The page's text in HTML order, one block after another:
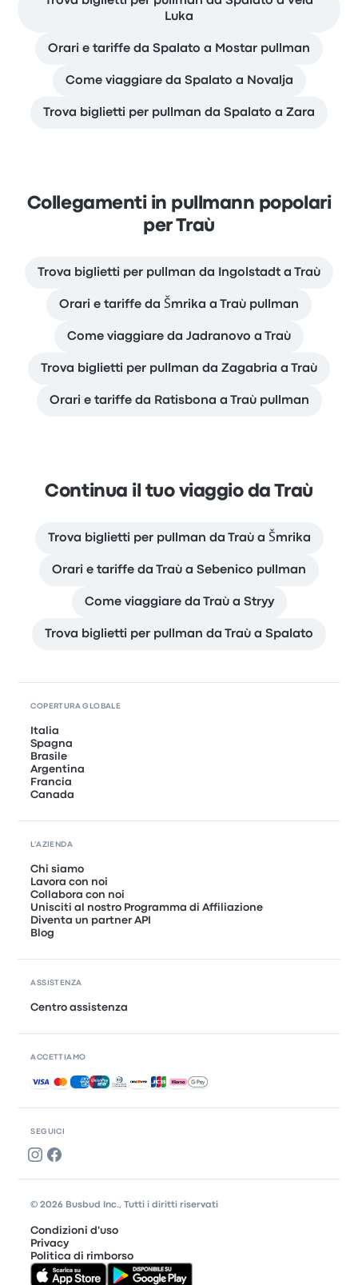
Luka
Orari e tariffe da Spalato a Mostar pullman
Come viaggiare da Spalato a Novalja
Trova biglietti per pullman da Spalato a Zara
Collegamenti in pullmann popolari
per Traù
Trova biglietti per pullman da Ingolstadt a Traù
Orari e tariffe da Šmrika a Traù pullman
Come viaggiare da Jadranovo a Traù
Trova biglietti per pullman da Zagabria a Traù
Orari e tariffe da Ratisbona a Traù pullman
Continua il tuo viaggio da Traù
Trova biglietti per pullman da Traù a Šmrika
Orari e tariffe da Traù a Sebenico pullman
Come viaggiare da Traù a Stryy
Trova biglietti per pullman da Traù a Spalato
SEGUICI
COPERTURA GLOBALE
Italia
Spagna
Brasile
Argentina
Francia
Canada
L'AZIENDA
Chi siamo
Lavora con noi
Collabora con noi
Unisciti al nostro Programma di Affiliazione
Diventa un partner API
Blog
ASSISTENZA
Centro assistenza
ACCETTIAMO
Pagamenti accettati
© 2026 Busbud Inc., Tutti i diritti riservati
Condizioni d'uso
Privacy
Politica di rimborso